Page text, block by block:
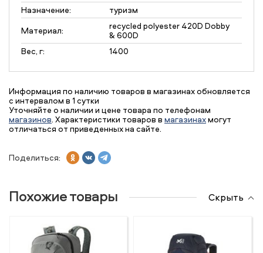
Назначение:
туризм
Материал:
recycled polyester 420D Dobby
& 600D
Вес, г:
1400
Информация по наличию товаров в магазинах обновляется
с интервалом в 1 сутки
Уточняйте о наличии и цене товара по телефонам
магазинов. Характеристики товаров в магазинахмогут
отличаться от приведенных на сайте.
Поделиться:
Похожие товары Скрыть